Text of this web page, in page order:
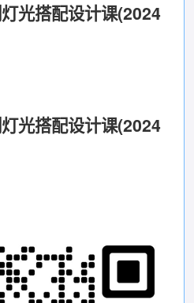
光搭配设计课(2024
光搭配设计课(2024